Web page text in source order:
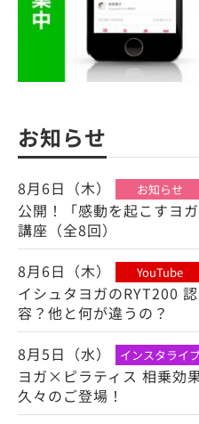
お知らせ
8月6日（木） お知らせ
公開！「感動を起こすヨ
講座（全8回）
8月6日（木）
YouTube
イシュタヨガのRYT200
容？他と何が違うの？
8月5日（水）
インスタライ
ヨガ×ピラティス 相乗効
久々のご登場！